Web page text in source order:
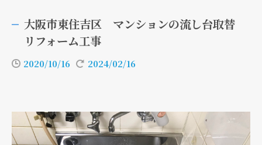
大阪市東住吉区 マンションの流し台取替
リフォーム工事
2020/10/16 2024/02/16